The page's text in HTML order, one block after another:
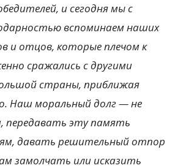
и сегодня мы с
вспоминаем наших
и отцов, которые плечом к
сражались с другими
страны, приближая
Наш моральный долг — не
передавать эту память
давать решительный отпор
замолчать или исказить